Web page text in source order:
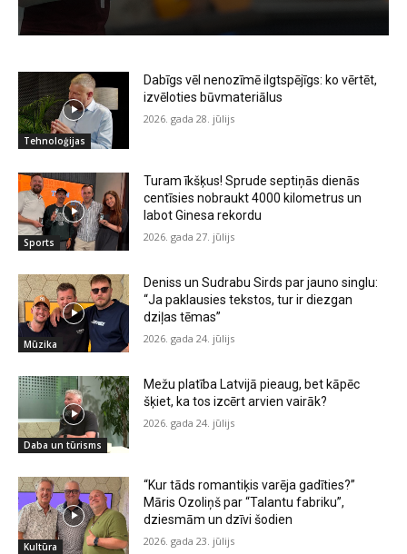
Tehnoloģijas
Dabīgs vēl nenozīmē ilgtspējīgs: ko vērtēt,
izvēloties būvmateriālus
2026. gada 28. jūlijs
Sports
Turam īkšķus! Sprude septiņās dienās
centīsies nobraukt 4000 kilometrus un
labot Ginesa rekordu
2026. gada 27. jūlijs
Mūzika
Deniss un Sudrabu Sirds par jauno singlu:
“Ja paklausies tekstos, tur ir diezgan
dziļas tēmas”
2026. gada 24. jūlijs
Daba un tūrisms
Mežu platība Latvijā pieaug, bet kāpēc
šķiet, ka tos izcērt arvien vairāk?
2026. gada 24. jūlijs
Kultūra
“Kur tāds romantiķis varēja gadīties?”
Māris Ozoliņš par “Talantu fabriku”,
dziesmām un dzīvi šodien
2026. gada 23. jūlijs